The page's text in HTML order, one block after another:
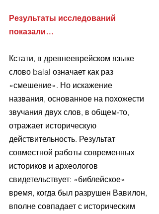
Результаты исследований
показали…
Кстати, в древнееврейском языке
слово balal означает как раз
«смешение». Но искажение
названия, основанное на похожести
звучания двух слов, в общем-то,
отражает историческую
действительность. Результат
совместной работы современных
историков и археологов
свидетельствует: «библейское»
время, когда был разрушен Вавилон,
вполне совпадает с историческим